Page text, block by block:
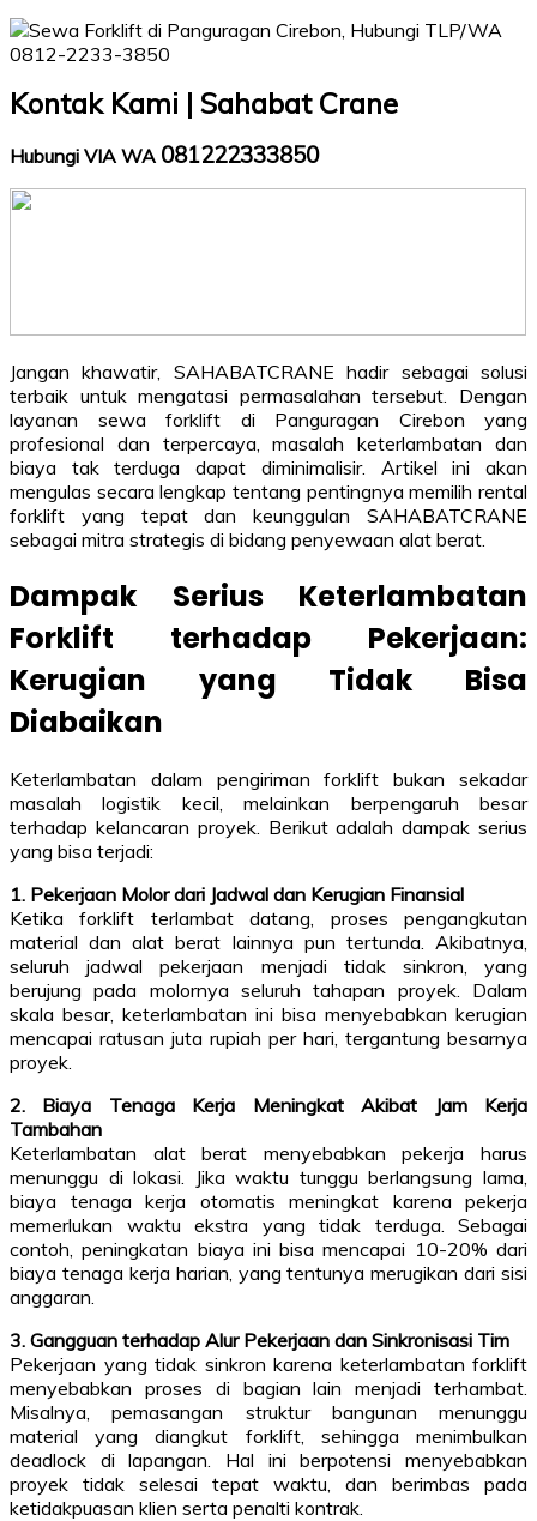
Kontak Kami | Sahabat Crane
Hubungi VIA WA 081222333850
Jangan khawatir, SAHABATCRANE hadir sebagai solusi
terbaik untuk mengatasi permasalahan tersebut. Dengan
layanan sewa forklift di Panguragan Cirebon yang
profesional dan terpercaya, masalah keterlambatan dan
biaya tak terduga dapat diminimalisir. Artikel ini akan
mengulas secara lengkap tentang pentingnya memilih rental
forklift yang tepat dan keunggulan SAHABATCRANE
sebagai mitra strategis di bidang penyewaan alat berat.
Dampak Serius Keterlambatan
Forklift terhadap Pekerjaan:
Kerugian yang Tidak Bisa
Diabaikan
Keterlambatan dalam pengiriman forklift bukan sekadar
masalah logistik kecil, melainkan berpengaruh besar
terhadap kelancaran proyek. Berikut adalah dampak serius
yang bisa terjadi:
1. Pekerjaan Molor dari Jadwal dan Kerugian Finansial
Ketika forklift terlambat datang, proses pengangkutan
material dan alat berat lainnya pun tertunda. Akibatnya,
seluruh jadwal pekerjaan menjadi tidak sinkron, yang
berujung pada molornya seluruh tahapan proyek. Dalam
skala besar, keterlambatan ini bisa menyebabkan kerugian
mencapai ratusan juta rupiah per hari, tergantung besarnya
proyek.
2. Biaya Tenaga Kerja Meningkat Akibat Jam Kerja
Tambahan
Keterlambatan alat berat menyebabkan pekerja harus
menunggu di lokasi. Jika waktu tunggu berlangsung lama,
biaya tenaga kerja otomatis meningkat karena pekerja
memerlukan waktu ekstra yang tidak terduga. Sebagai
contoh, peningkatan biaya ini bisa mencapai 10-20% dari
biaya tenaga kerja harian, yang tentunya merugikan dari sisi
anggaran.
3. Gangguan terhadap Alur Pekerjaan dan Sinkronisasi Tim
Pekerjaan yang tidak sinkron karena keterlambatan forklift
menyebabkan proses di bagian lain menjadi terhambat.
Misalnya, pemasangan struktur bangunan menunggu
material yang diangkut forklift, sehingga menimbulkan
deadlock di lapangan. Hal ini berpotensi menyebabkan
proyek tidak selesai tepat waktu, dan berimbas pada
ketidakpuasan klien serta penalti kontrak.